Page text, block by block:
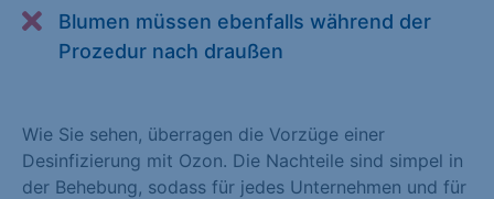
Blumen müssen ebenfalls während der
Prozedur nach draußen
Wie Sie sehen, überragen die Vorzüge einer
Desinfizierung mit Ozon. Die Nachteile sind simpel in
der Behebung, sodass für jedes Unternehmen und für
Cookie-Informationen anzeigen
verwendet, um personalisierte Werbung anzuzeigen. Sie tun
dies, indem sie Besucher über Websites hinweg verfolgen.